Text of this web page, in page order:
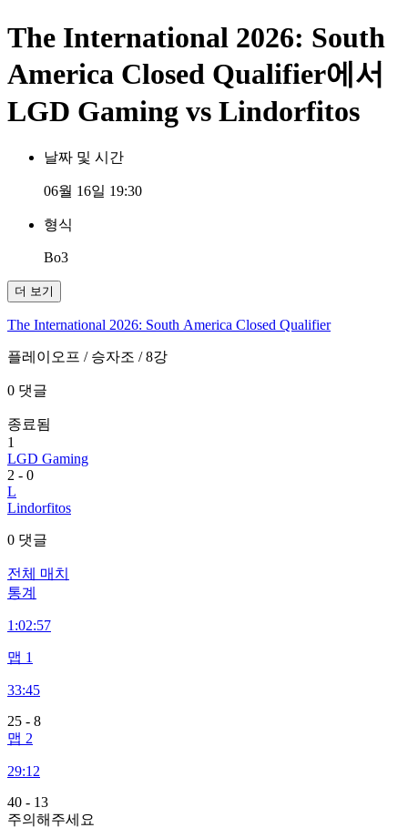
The International 2026: South
America Closed Qualifier에서
LGD Gaming vs Lindorfitos
날짜 및 시간
06월 16일 19:30
형식
Bo3
더 보기
The International 2026: South America Closed Qualifier
플레이오프 / 승자조 / 8강
0 댓글
종료됨
1
LGD Gaming
2 - 0
L
Lindorfitos
0 댓글
전체 매치
통계
1:02:57
맵 1
33:45
25 - 8
맵 2
29:12
40 - 13
주의해주세요